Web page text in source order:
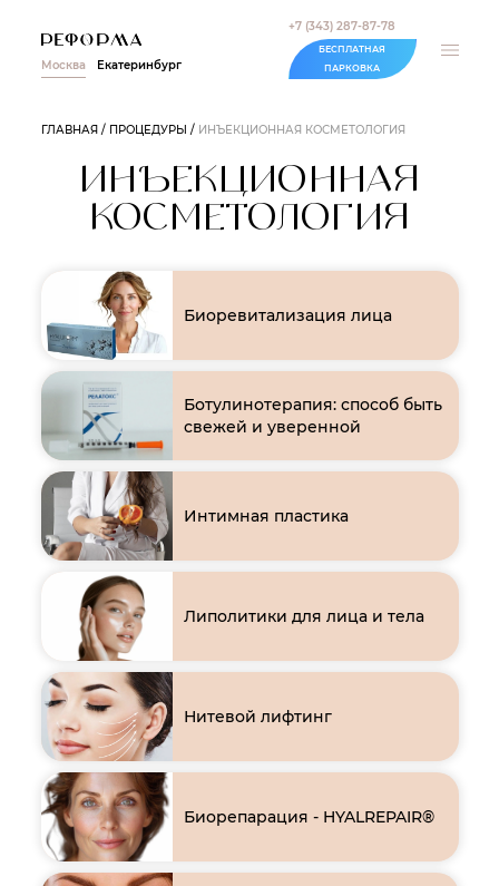
Москва Екатеринбург
БЕСПЛАТНАЯ
ПАРКОВКА
+7 (343) 287-87-78
ГЛАВНАЯ ПРОЦЕДУРЫ ИНЪЕКЦИОННАЯ КОСМЕТОЛОГИЯ
ИНЪЕКЦИОННАЯ
КОСМЕТОЛОГИЯ
Биоревитализация лица
Ботулинотерапия: способ быть
свежей и уверенной
Интимная пластика
Липолитики для лица и тела
Нитевой лифтинг
Биорепарация - HYALREPAIR®